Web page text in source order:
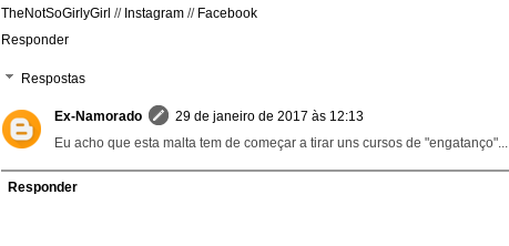
TheNotSoGirlyGirl // Instagram // Facebook
Responder
Respostas
Ex-Namorado
29 de janeiro de 2017 às 12:13
Eu acho que esta malta tem de começar a tirar uns cursos de "engatanço"...
Responder